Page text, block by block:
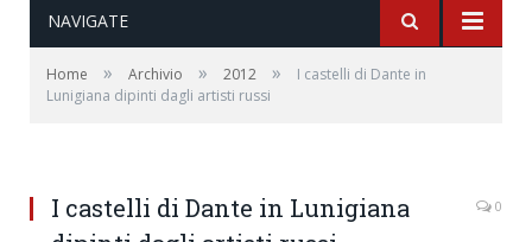
NAVIGATE
Home » Archivio » 2012 »
I castelli di Dante in
Lunigiana dipinti dagli artisti russi
I castelli di Dante in Lunigiana
0